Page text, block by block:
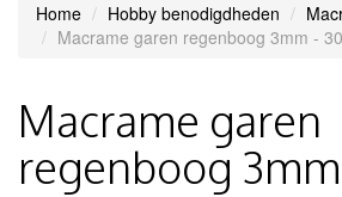
Home Hobby benodigdheden
Macrame garen regenboog 3mm -
Macrame garen
regenboog